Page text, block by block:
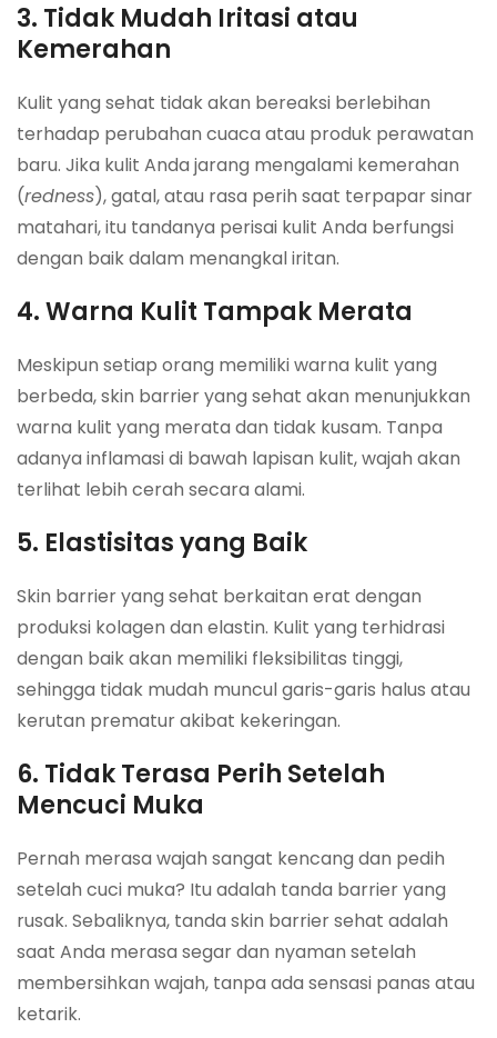
3. Tidak Mudah Iritasi atau
Kemerahan
Kulit yang sehat tidak akan bereaksi berlebihan
terhadap perubahan cuaca atau produk perawatan
baru. Jika kulit Anda jarang mengalami kemerahan
(redness), gatal, atau rasa perih saat terpapar sinar
matahari, itu tandanya perisai kulit Anda berfungsi
dengan baik dalam menangkal iritan.
4. Warna Kulit Tampak Merata
Meskipun setiap orang memiliki warna kulit yang
berbeda, skin barrier yang sehat akan menunjukkan
warna kulit yang merata dan tidak kusam. Tanpa
adanya inflamasi di bawah lapisan kulit, wajah akan
terlihat lebih cerah secara alami.
5. Elastisitas yang Baik
Skin barrier yang sehat berkaitan erat dengan
produksi kolagen dan elastin. Kulit yang terhidrasi
dengan baik akan memiliki fleksibilitas tinggi,
sehingga tidak mudah muncul garis-garis halus atau
kerutan prematur akibat kekeringan.
6. Tidak Terasa Perih Setelah
Mencuci Muka
Pernah merasa wajah sangat kencang dan pedih
setelah cuci muka? Itu adalah tanda barrier yang
rusak. Sebaliknya, tanda skin barrier sehat adalah
saat Anda merasa segar dan nyaman setelah
membersihkan wajah, tanpa ada sensasi panas atau
ketarik.